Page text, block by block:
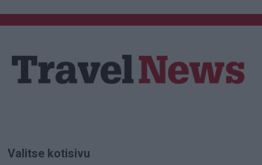
Valitse kotisivu